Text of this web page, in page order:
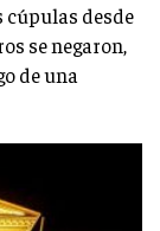
cúpulas desde
se negaron,
de una